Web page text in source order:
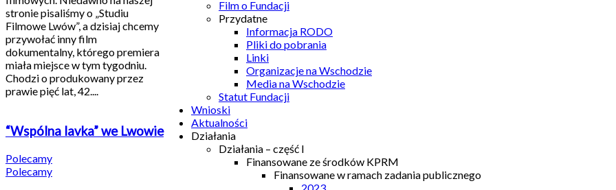
Film o Fundacji
Przydatne
Informacja RODO
Pliki do pobrania
Linki
Organizacje na Wschodzie
Media na Wschodzie
Statut Fundacji
Wnioski
Aktualności
Działania
Działania – część I
Finansowane ze środków KPRM
Finansowane w ramach zadania publicznego
stronie pisaliśmy o „Studiu
Filmowe Lwów”, a dzisiaj chcemy
przywołać inny film
dokumentalny, którego premiera
miała miejsce w tym tygodniu.
Chodzi o produkowany przez
prawie pięć lat, 42....
“Wspólna lavka” we Lwowie
Polecamy
Polecamy